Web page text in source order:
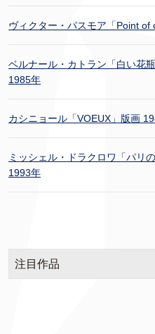
ヴィクター・パスモア「Point
ベルナール・カトラン「白い花
1985年
カシニョール「VOEUX」版画
ミッシェル・ドラクロワ「パリ
1993年
注目作品